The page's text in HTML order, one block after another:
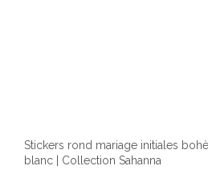
Stickers rond mariage initiales
blanc | Collection Sahanna